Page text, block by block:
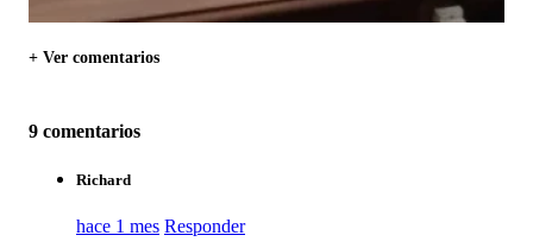
+ Ver comentarios
9 comentarios
Richard
hace 1 mes Responder